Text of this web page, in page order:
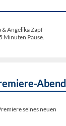
& Angelika Zapf -
Minuten Pause.
Abend
seines neuen